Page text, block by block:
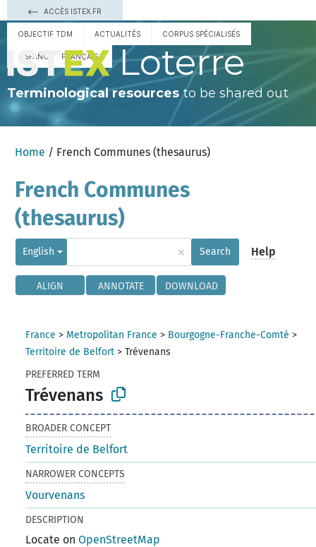
ACCÈS ISTEX.FR
OBJECTIF TDM ACTUALITÉS CORPUS SPÉCIALISÉS
ESPAÑOL FRANÇAIS Loterre
Terminological resourcesto be shared out
Home / French Communes (thesaurus)
French Communes
(thesaurus)
English × Search Help
ALIGN ANNOTATE DOWNLOAD
France > Metropolitan France > Bourgogne-Franche-Comté >
Territoire de Belfort >Trévenans
PREFERRED TERM
Trévenans
BROADER CONCEPT
Territoire de Belfort
NARROWER CONCEPTS
Vourvenans
DESCRIPTION
Locate onOpenStreetMap